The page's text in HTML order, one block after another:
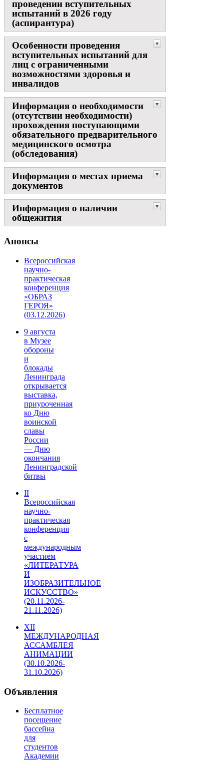
проведении вступительных
испытаний в 2026 году
(аспирантура)
Особенности проведения
вступительных испытаний для
лиц с ограниченными
возможностями здоровья и
инвалидов
Информация о необходимости
(отсутствии необходимости)
прохождения поступающими
обязательного предварительного
медицинского осмотра
(обследования)
Информация о местах приема
документов
Информация о наличии
общежития
Анонсы
Всероссийская
научно-
практическая
конференция
«ОБРАЗ
ГЕРОЯ»
(03.12.2026)
9 августа
в Музее
обороны
и
блокады
Ленинграда
открывается
выставка,
приуроченная
ко Дню
воинской
славы
России
— Дню
окончания
Ленинградской
битвы
II
Всероссийская
научно-
практическая
конференция
с
международным
участием
«ЛИТЕРАТУРА
И
ИЗОБРАЗИТЕЛЬНОЕ
ИСКУССТВО»
(20.11.2026-
21.11.2026)
XII
МЕЖДУНАРОДНАЯ
АССАМБЛЕЯ
АНИМАЦИИ
(30.10.2026-
31.10.2026)
Объявления
Бесплатное
посещение
бассейна
для
студентов
Академии